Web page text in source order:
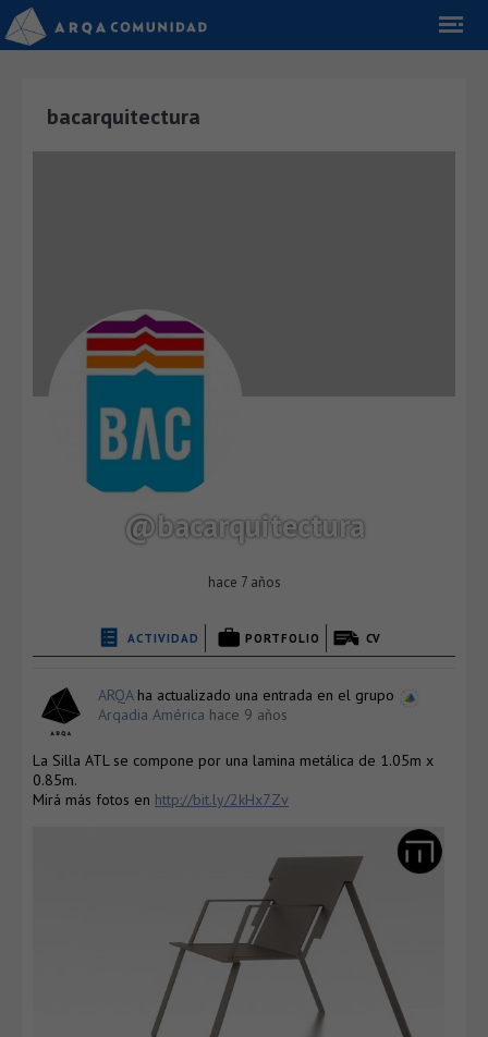
bacarquitectura
@bacarquitectura
hace 7 años
ACTIVIDAD PORTFOLIO CV
ARQAha actualizado una entrada en el grupo
Arqadia América hace 9 años
La Silla ATL se compone por una lamina metálica de 1.05m x
0.85m.
Mirá más fotos en http://bit.ly/2kHx7Zv